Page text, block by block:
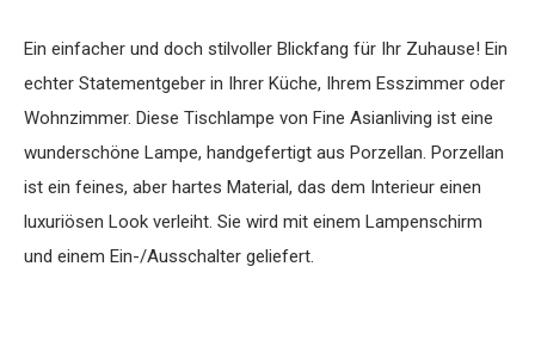
Ein einfacher und doch stilvoller Blickfang für Ihr Zuhause! Ein
echter Statementgeber in Ihrer Küche, Ihrem Esszimmer oder
Wohnzimmer. Diese Tischlampe von Fine Asianliving ist eine
wunderschöne Lampe, handgefertigt aus Porzellan. Porzellan
ist ein feines, aber hartes Material, das dem Interieur einen
luxuriösen Look verleiht. Sie wird mit einem Lampenschirm
und einem Ein-/Ausschalter geliefert.